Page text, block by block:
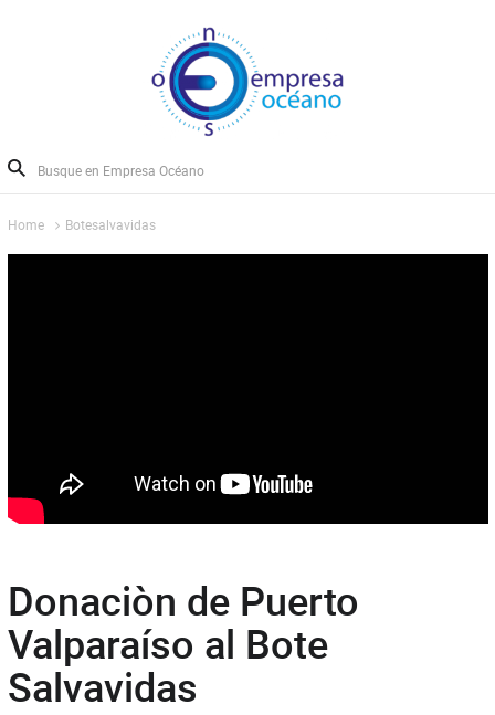
Home Botesalvavidas
Donaciòn de Puerto
Valparaíso al Bote
Salvavidas